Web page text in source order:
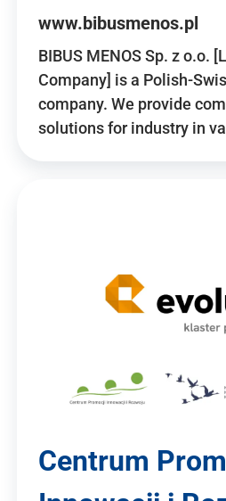
www.bibusmenos.pl
BIBUS MENOS Sp. z o.o.
Company] is a Polish-
company. We provide
solutions for industry in
Centrum